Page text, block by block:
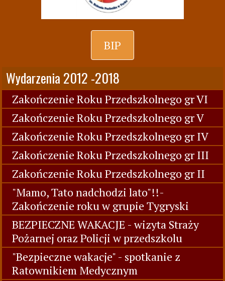
BIP
Wydarzenia 2012 -2018
Zakończenie Roku Przedszkolnego gr VI
Zakończenie Roku Przedszkolnego gr V
Zakończenie Roku Przedszkolnego gr IV
Zakończenie Roku Przedszkolnego gr III
Zakończenie Roku Przedszkolnego gr II
"Mamo, Tato nadchodzi lato"!!-
Zakończenie roku w grupie Tygryski
BEZPIECZNE WAKACJE - wizyta Straży
Pożarnej oraz Policji w przedszkolu
"Bezpieczne wakacje" - spotkanie z
Ratownikiem Medycznym